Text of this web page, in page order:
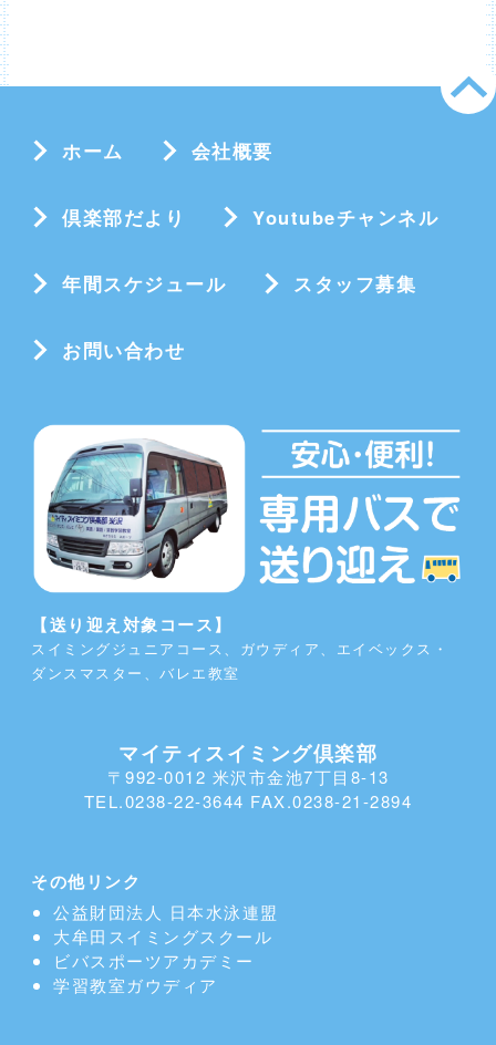
ホーム 会社概要
倶楽部だより Youtubeチャンネル
年間スケジュール スタッフ募集
お問い合わせ
【送り迎え対象コース】
スイミングジュニアコース、ガウディア、エイベックス・
ダンスマスター、バレエ教室
マイティスイミング倶楽部
〒992-0012 米沢市金池7丁目8-13
TEL.0238-22-3644 FAX.0238-21-2894
その他リンク
公益財団法人 日本水泳連盟
大牟田スイミングスクール
ビバスポーツアカデミー
学習教室ガウディア